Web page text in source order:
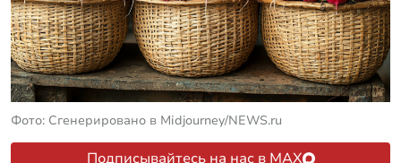
Фото: Сгенерировано в Midjourney/NEWS.ru
Подписывайтесь на нас в MAX